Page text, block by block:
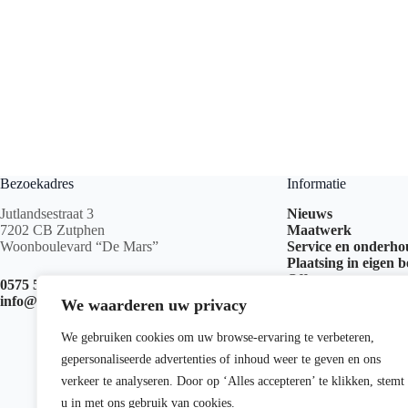
We waarderen uw privacy
We gebruiken cookies om uw browse-ervaring te verbeteren,
gepersonaliseerde advertenties of inhoud weer te geven en ons
verkeer te analyseren. Door op ‘Alles accepteren’ te klikken, stemt
u in met ons gebruik van cookies.
Bezoekadres
Jutlandsestraat 3
7202 CB Zutphen
Woonboulevard “De Mars”
0575 517 999
info@kachelswk.nl
Informatie
Nieuws
Maatwerk
Service en
Plaatsing in eigen
Offerte aanvragen